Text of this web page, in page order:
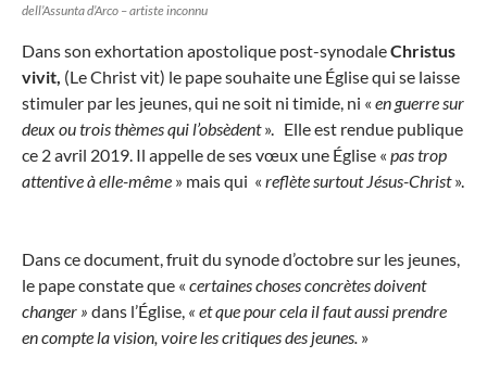
dell’Assunta d’Arco – artiste inconnu
Dans son exhortation apostolique post-synodaleChristus
vivit, (Le Christ vit) le pape souhaite une Église qui se laisse
stimuler par les jeunes, qui ne soit ni timide, ni « en guerre sur
deux ou trois thèmes qui l’obsèdent». Elle est rendue publique
ce 2 avril 2019. Il appelle de ses vœux une Église « pas trop
attentive à elle-même » mais qui « reflète surtout Jésus-Christ».
Dans ce document, fruit du synode d’octobre sur les jeunes,
le pape constate que « certaines choses concrètes doivent
changer » dans l’Église, « et que pour cela il faut aussi prendre
en compte la vision, voire les critiques des jeunes. »